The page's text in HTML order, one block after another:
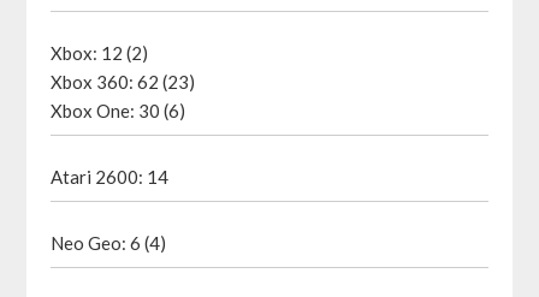
Xbox: 12 (2)
Xbox 360: 62 (23)
Xbox One: 30 (6)
Atari 2600: 14
Neo Geo: 6 (4)